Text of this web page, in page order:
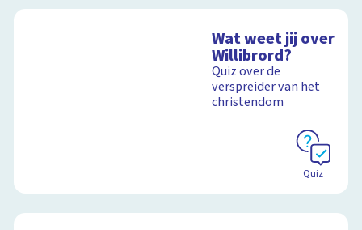
Wat weet jij over
Willibrord?
Quiz over de
verspreider van het
christendom
Quiz